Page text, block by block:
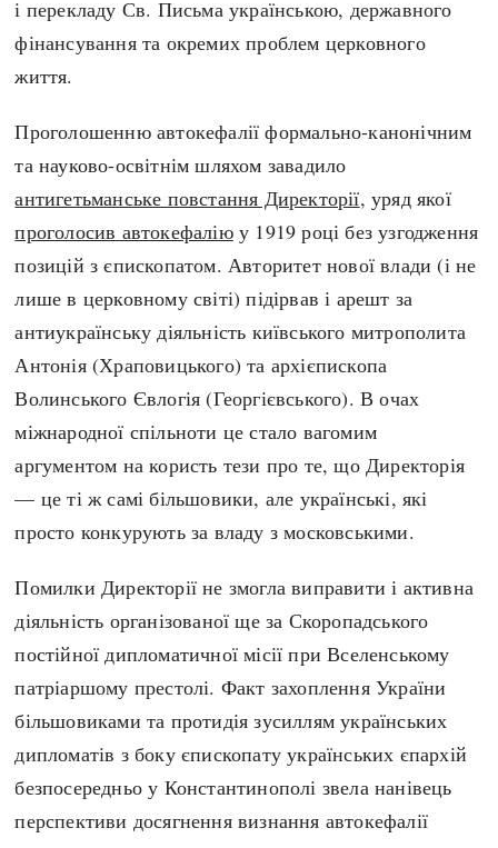
і перекладу Св. Письма українською, державного
фінансування та окремих проблем церковного
життя.
Проголошенню автокефалії формально-канонічним
та науково-освітнім шляхом завадило
антигетьманське повстання Директорії, уряд якої
проголосив автокефаліюу 1919 році без узгодження
позицій з єпископатом. Авторитет нової влади (і не
лише в церковному світі) підірвав і арешт за
антиукраїнську діяльність київського митрополита
Антонія (Храповицького) та архієпископа
Волинського Євлогія (Георгієвського). В очах
міжнародної спільноти це стало вагомим
аргументом на користь тези про те, що Директорія
— це ті ж самі більшовики, але українські, які
просто конкурують за владу з московськими.
Помилки Директорії не змогла виправити і активна
діяльність організованої ще за Скоропадського
постійної дипломатичної місії при Вселенському
патріаршому престолі. Факт захоплення України
більшовиками та протидія зусиллям українських
дипломатів з боку єпископату українських єпархій
безпосередньо у Константинополі звела нанівець
перспективи досягнення визнання автокефалії